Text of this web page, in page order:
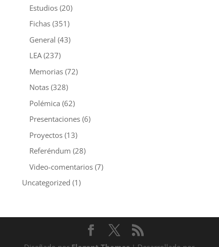
Estudios(20)
Fichas(351)
General (43)
LEA(237)
Memorias(72)
Notas(328)
Polémica (62)
Presentaciones(6)
Proyectos(13)
Referéndum (28)
Video-comentarios(7)
Uncategorized (1)